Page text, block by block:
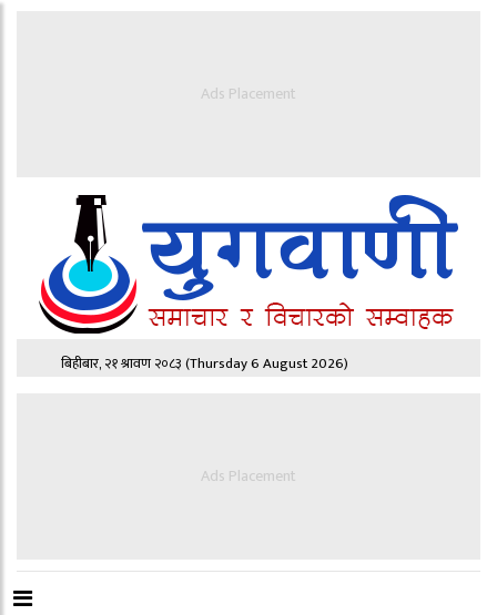
Ads Placement
बिहीबार, २१ श्रावण २०८३(Thursday 6 August 2026)
Ads Placement